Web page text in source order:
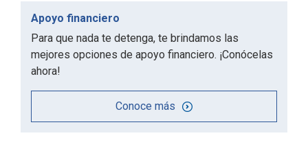
Apoyo financiero
Para que nada te detenga, te brindamos las
mejores opciones de apoyo financiero. ¡Conócelas
ahora!
Conoce más